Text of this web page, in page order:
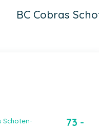
BC Cobras
Schoten-
73 -